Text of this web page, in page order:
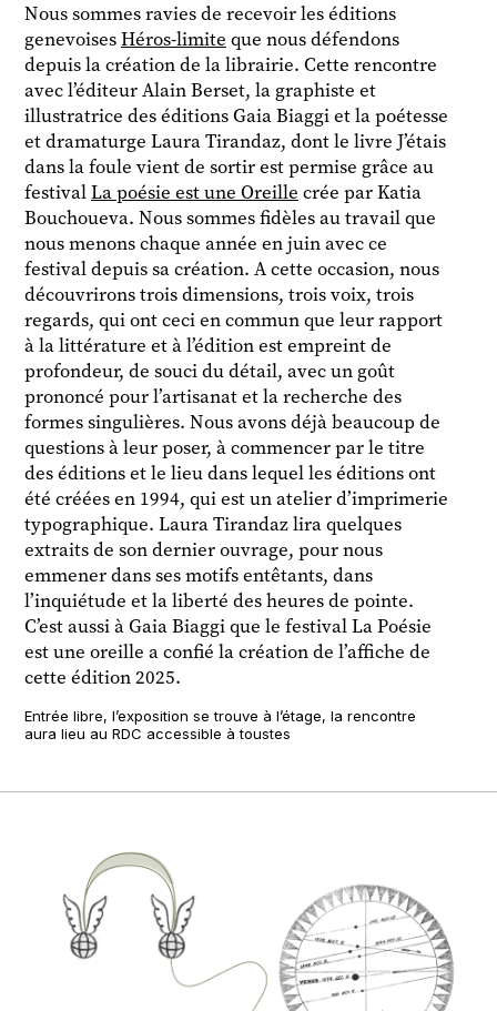
Nous sommes ravies de recevoir les éditions
genevoisesHéros-limite que nous défendons
depuis la création de la librairie. Cette rencontre
avec l’éditeur Alain Berset, la graphiste et
illustratrice des éditions Gaia Biaggi et la poétesse
et dramaturge Laura Tirandaz, dont le livre J’étais
dans la foule vient de sortir est permise grâce au
festivalLa poésie est une Oreille crée par Katia
Bouchoueva. Nous sommes fidèles au travail que
nous menons chaque année en juin avec ce
festival depuis sa création. A cette occasion, nous
découvrirons trois dimensions, trois voix, trois
regards, qui ont ceci en commun que leur rapport
à la littérature et à l’édition est empreint de
profondeur, de souci du détail, avec un goût
prononcé pour l’artisanat et la recherche des
formes singulières. Nous avons déjà beaucoup de
questions à leur poser, à commencer par le titre
des éditions et le lieu dans lequel les éditions ont
été créées en 1994, qui est un atelier d’imprimerie
typographique. Laura Tirandaz lira quelques
extraits de son dernier ouvrage, pour nous
emmener dans ses motifs entêtants, dans
l’inquiétude et la liberté des heures de pointe.
C’est aussi à Gaia Biaggi que le festival La Poésie
est une oreille a confié la création de l’affiche de
cette édition 2025.
Entrée libre, l’exposition se trouve à l’étage, la rencontre
aura lieu au RDC accessible à toustes